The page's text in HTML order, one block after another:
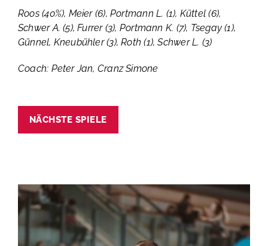
Roos (40%), Meier (6), Portmann L. (1), Küttel (6),
Schwer A. (5), Furrer (3), Portmann K. (7), Tsegay (1),
Günnel, Kneubühler (3), Roth (1), Schwer L. (3)
Coach: Peter Jan, Cranz Simone
NÄCHSTE SPIELE